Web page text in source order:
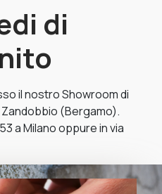
di
il nostro Showroom di
(Bergamo).
a Milano oppure in via
Quarzo